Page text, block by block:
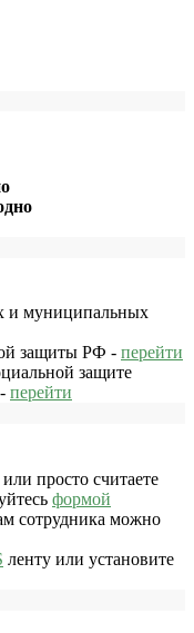
и муниципальных
защиты РФ - перейти
защите
перейти
просто считаете
формой
сотрудника можно
ленту или установите